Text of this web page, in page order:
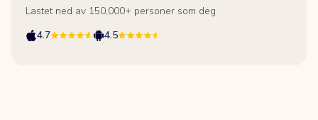
Lastet ned av 150,000+ personer som deg
4.7
4.5